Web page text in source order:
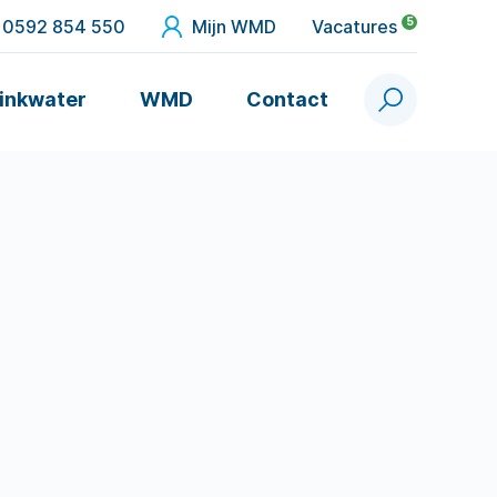
0592 854 550 Mijn WMD Vacatures 5
WMD Contact Zoek